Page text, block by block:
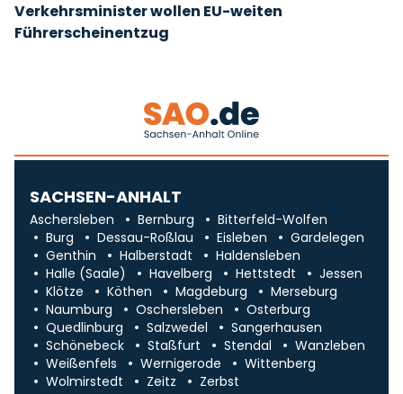
Verkehrsminister wollen EU-weiten
Führerscheinentzug
SACHSEN-ANHALT
Aschersleben Bernburg
Bitterfeld-Wolfen
Burg
Dessau-Roßlau Eisleben
Gardelegen
Genthin
Halberstadt
Haldensleben
Halle (Saale)
Havelberg Hettstedt
Jessen
Klötze
Köthen Magdeburg
Merseburg
Naumburg
Oschersleben
Osterburg
Quedlinburg
Salzwedel
Sangerhausen
Schönebeck
Staßfurt Stendal
Wanzleben
Weißenfels
Wernigerode
Wittenberg
Wolmirstedt
Zeitz Zerbst